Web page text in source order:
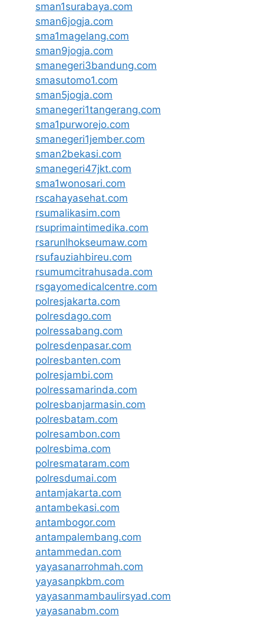
sman1surabaya.com
sman6jogja.com
sma1magelang.com
sman9jogja.com
smanegeri3bandung.com
smasutomo1.com
sman5jogja.com
smanegeri1tangerang.com
sma1purworejo.com
smanegeri1jember.com
sman2bekasi.com
smanegeri47jkt.com
sma1wonosari.com
rscahayasehat.com
rsumalikasim.com
rsuprimaintimedika.com
rsarunlhokseumaw.com
rsufauziahbireu.com
rsumumcitrahusada.com
rsgayomedicalcentre.com
polresjakarta.com
polresdago.com
polressabang.com
polresdenpasar.com
polresbanten.com
polresjambi.com
polressamarinda.com
polresbanjarmasin.com
polresbatam.com
polresambon.com
polresbima.com
polresmataram.com
polresdumai.com
antamjakarta.com
antambekasi.com
antambogor.com
antampalembang.com
antammedan.com
yayasanarrohmah.com
yayasanpkbm.com
yayasanmambaulirsyad.com
yayasanabm.com